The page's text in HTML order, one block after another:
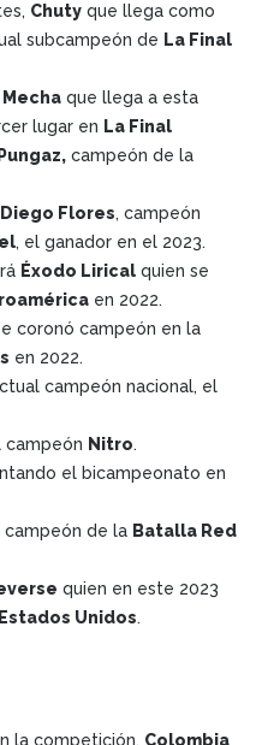
Chuty que llega como
subcampeón de La Final
Mecha que llega a esta
lugar en La Final
campeón de la
Diego Flores, campeón
, el ganador en el 2023.
Éxodo Lirical quien se
en 2022.
coronó campeón en la
en 2022.
campeón nacional, el
campeón Nitro.
el bicampeonato en
campeón de la Batalla Red
quien en este 2023
Estados Unidos.
la competición, Colombia